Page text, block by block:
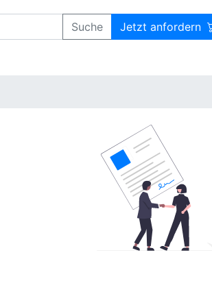
Suche Jetzt anfordern